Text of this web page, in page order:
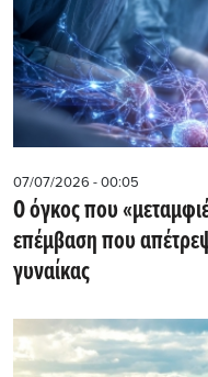
07/07/2026 - 00:05
Ο όγκος που
επέμβαση που
γυναίκας